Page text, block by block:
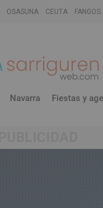
OSASUNA CEUTA
Navarra Fiestas y